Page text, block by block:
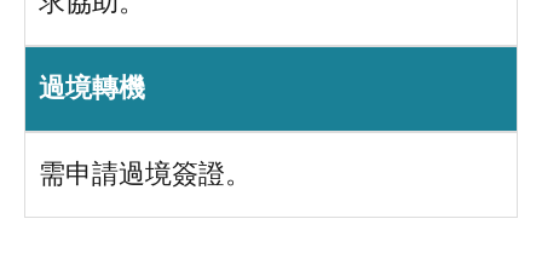
過境轉機
需申請過境簽證。